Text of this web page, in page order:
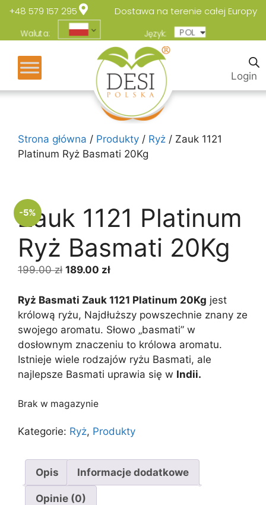
+48 579 157 295 Dostawa na terenie całej Europy
Waluta: Język: POL
ENG
Login
Strona główna / Produkty / Ryż / Zauk 1121
Platinum Ryż Basmati 20Kg
-5%
Zauk 1121 Platinum
Ryż Basmati 20Kg
199.00zł 189.00 zł
Ryż Basmati Zauk 1121 Platinum 20Kg jest
królową ryżu, Najdłuższy powszechnie znany ze
swojego aromatu. Słowo „basmati” w
dosłownym znaczeniu to królowa aromatu.
Istnieje wiele rodzajów ryżu Basmati, ale
najlepsze Basmati uprawia się w Indii.
Brak w magazynie
Kategorie: Ryż, Produkty
Opis Informacje dodatkowe
Opinie (0)